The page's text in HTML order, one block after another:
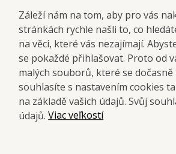
Záleží nám na tom, aby pro vás
stránkách rychle našli to, co
na věci, které vás nezajímají.
se pokaždé přihlašovat. Proto od
malých souborů, které se
souhlasíte s nastavením cookies
na základě vašich údajů. Svůj
údajů.Viac veľkostí
sestava 6 dílů
kontrast– elegantní, moderní design.
– snadno omyvatelný, vhodný do
– harmonický vzhled celé
– od kelímku až po koš a štětku.
parametry
odolný plast
+ černá
a stojanu:300 ml
koš: